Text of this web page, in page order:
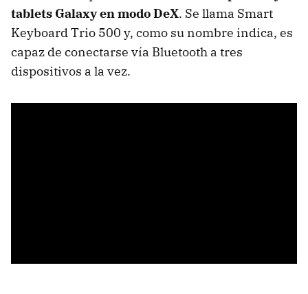
tablets Galaxy en modo DeX. Se llama Smart
Keyboard Trio 500 y, como su nombre indica, es
capaz de conectarse vía Bluetooth a tres
dispositivos a la vez.